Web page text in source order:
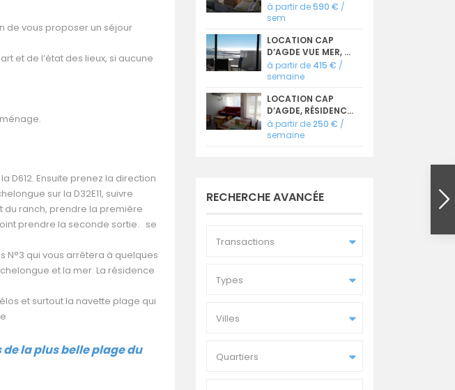
de vous proposer un séjour
et de l’état des lieux, si aucune
D612. Ensuite prenez la direction
sur la D32E11, suivre
du ranch, prendre la première
prendre la seconde sortie. se
N°3 qui vous arrêtera à quelques
et la mer. La résidence
et surtout la navette plage qui
la plus belle plage du
à partir de590 € /
sem
LOCATION CAP
D’AGDE VUE MER, ...
à partir de415 € /
semaine
LOCATION CAP
D’AGDE, RÉSIDENC...
à partir de250 € /
semaine
RECHERCHE AVANCÉE
Transactions
Types
Villes
Quartiers